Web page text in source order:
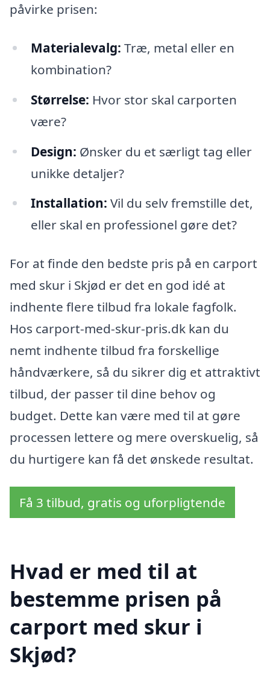
påvirke prisen:
Materialevalg: Træ, metal eller en
kombination?
Størrelse: Hvor stor skal carporten
være?
Design: Ønsker du et særligt tag eller
unikke detaljer?
Installation: Vil du selv fremstille det,
eller skal en professionel gøre det?
For at finde den bedste pris på en carport
med skur i Skjød er det en god idé at
indhente flere tilbud fra lokale fagfolk.
Hos carport-med-skur-pris.dk kan du
nemt indhente tilbud fra forskellige
håndværkere, så du sikrer dig et attraktivt
tilbud, der passer til dine behov og
budget. Dette kan være med til at gøre
processen lettere og mere overskuelig, så
du hurtigere kan få det ønskede resultat.
Få 3 tilbud, gratis og uforpligtende
Hvad er med til at
bestemme prisen på
carport med skur i
Skjød?